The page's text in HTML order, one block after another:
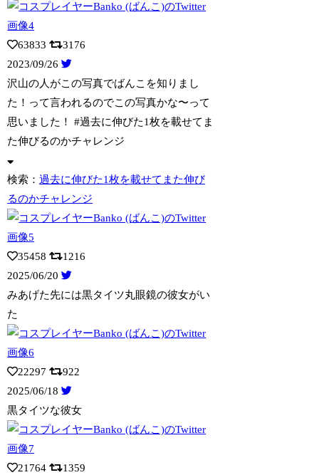
63833
3176
2023/09/26
沢山の人がこの写真でばんこを知りまし
た！って言われるのでこの写真かな〜って
思いま した！ #過去に伸びた1枚を載せてま
た伸びるのかチャレンジ
検索：過去に伸びた1枚を載せてまた伸び
るのかチャレンジ
35458
1216
2025/06/20
みあげた先には黒タイツ丸眼鏡の彼女がい
た
22297
922
2025/06/18
黒タイツな彼女
21764
1359